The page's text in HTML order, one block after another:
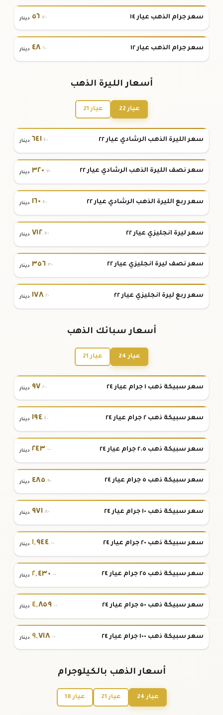
سعر جرام الذهب عيار ١٤ ٥٦.٧٠ دينار
سعر جرام الذهب عيار ١٢ ٤٨.٦٠ دينار
أسعار الليرة الذهب
عيار 22 عيار 21
سعر الليرة الذهب الرشادي عيار ٢٢ ٦٤١.٤٠ دينار
سعر نصف الليرة الذهب الرشادي عيار ٢٢ ٣٢٠.٧٠ دينار
سعر ربع الليرة الذهب الرشادي عيار ٢٢ ١٦٠.٤٠ دينار
سعر ليرة انجليزي عيار ٢٢ ٧١٢.٧٠ دينار
سعر نصف ليرة انجليزي عيار ٢٢ ٣٥٦.٣٠ دينار
سعر ربع ليرة انجليزي عيار ٢٢ ١٧٨.٢٠ دينار
أسعار سبائك الذهب
عيار 24 عيار 21
سعر سبيكة ذهب ١ جرام عيار ٢٤ ٩٧.٢٠ دينار
سعر سبيكة ذهب ٢ جرام عيار ٢٤ ١٩٤.٤٠ دينار
سعر سبيكة ذهب ٢.٥ جرام عيار ٢٤ ٢٤٣.٠٠ دينار
سعر سبيكة ذهب ٥ جرام عيار ٢٤ ٤٨٥.٩٠ دينار
سعر سبيكة ذهب ١٠ جرام عيار ٢٤ ٩٧١.٨٠ دينار
سعر سبيكة ذهب ٢٠ جرام عيار ٢٤ ١,٩٤٤.٠٠ دينار
سعر سبيكة ذهب ٢٥ جرام عيار ٢٤ ٢,٤٣٠.٠٠ دينار
سعر سبيكة ذهب ٥٠ جرام عيار ٢٤ ٤,٨٥٩.٠٠ دينار
سعر سبيكة ذهب ١٠٠ جرام عيار ٢٤ ٩,٧١٨.٠٠ دينار
أسعار الذهب بالكيلوجرام
عيار 24 عيار 21 عيار 18